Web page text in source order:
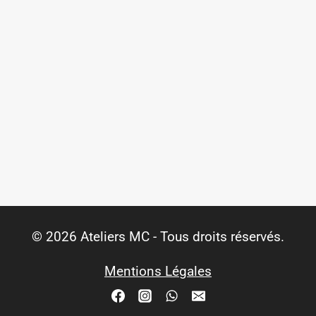
© 2026 Ateliers MC - Tous droits réservés.
Mentions Légales